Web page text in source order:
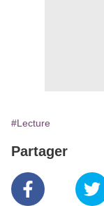
#Lecture
Partager